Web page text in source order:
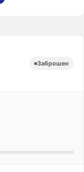
Заброшен